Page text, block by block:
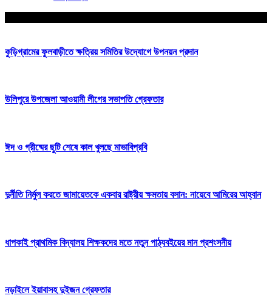
কুড়িগ্রামের ফুলবাড়ীতে ক্ষত্রিয় সমিতির উদ্যোগে উপনয়ন প্রদান
উলিপুরে উপজেলা আওয়ামী লীগের সভাপতি গ্রেফতার
‎ঈদ ও গ্রীষ্মের ছুটি শেষে কাল খুলছে মাভাবিপ্রবি
দুর্নীতি নির্মুল করতে জামায়েতকে একবার রাষ্ট্রীয় ক্ষমতায় বসান: নায়েবে আমিরের আহ্বান
ধাপকাই প্রাথমিক বিদ্যালয় শিক্ষকদের মতে নতুন পাঠ্যবইয়ের মান প্রশংসনীয়
নড়াইলে ইয়াবাসহ দুইজন গ্রেফতার